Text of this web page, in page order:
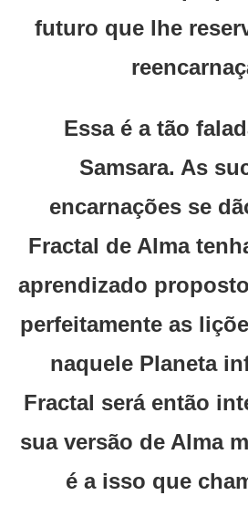
futuro que lhe
Essa é a tão
Samsara. As
encarnações se
Fractal de Alma
aprendizado
perfeitamente as
naquele Planeta
Fractal será então
sua versão de Alma
é a isso que